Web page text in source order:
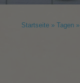
Startseite» Tagen»